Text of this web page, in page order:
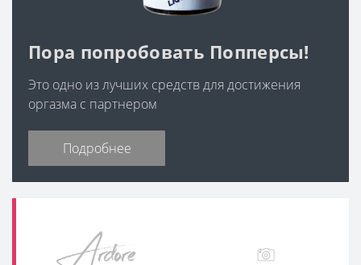
Пора попробовать Попперсы!
Это одно из лучших средств для достижения
оргазма с партнером
Подробнее